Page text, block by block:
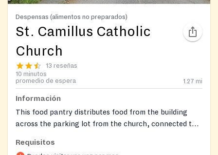
Despensas (alimentos no preparados)
St. Camillus Catholic
Church
13 reseñas
10 minutos
promedio de espera
1.27 mi
Información
This food pantry distributes food from the building
across the parking lot from the church, connected to
and exit are under the blue sign at 1500 St. Camillus
Requisitos